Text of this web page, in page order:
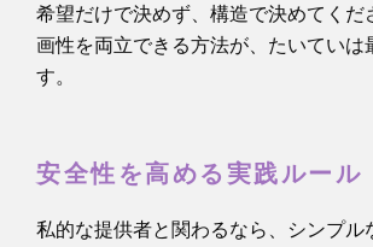
希望だけで決めず、構造で決めてくだ
画性を両立できる方法が、たいていは
す。
安全性を高める実践ルール
私的な提供者と関わるなら、シンプル